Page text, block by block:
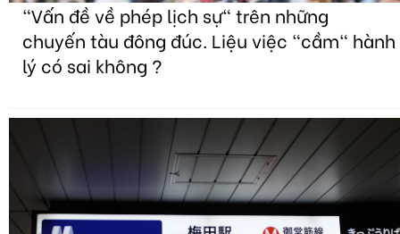
"Vấn đề về phép lịch sự" trên những
chuyến tàu đông đúc. Liệu việc "cầm" hành
lý có sai không ?